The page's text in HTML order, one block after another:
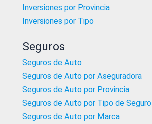
Inversiones por Provincia
Inversiones por Tipo
Seguros
Seguros de Auto
Seguros de Auto por Aseguradora
Seguros de Auto por Provincia
Seguros de Auto por Tipo de Seguro
Seguros de Auto por Marca